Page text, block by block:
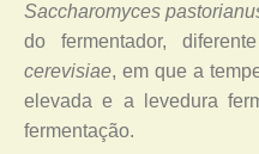
Saccharomyces
do fermentador,
cerevisiae, em que a
elevada e a levedura
fermentação.